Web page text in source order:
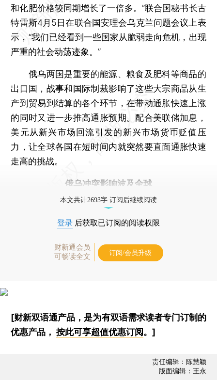
和化肥价格较同期增长了一倍多。”联合国秘书长古
特雷斯4月5日在联合国安理会乌克兰问题会议上表
示，“我们已经看到一些国家从脆弱走向危机，出现
严重的社会动荡迹象。”
俄乌两国是重要的能源、粮食及肥料等商品的
出口国，战事和国际制裁影响了这些大宗商品从生
产到贸易到结算的各个环节，在带动通胀快速上涨
的同时又进一步推高通胀预期。配合美联储加息，
美元从新兴市场回流引发的新兴市场货币贬值压
力，让全球各国在短时间内就突然要直面通胀快速
走高的挑战。
俄乌冲突影响波及全球
本文共计2693字 订阅后继续阅读
登录 后获取已订阅的阅读权限
财新通会员
可畅读全文
订阅/会员升级
[财新双语通产品，是为有双语需求读者专门订制的
优惠产品，按此可享超值优惠订阅 。]
责任编辑：陈慧颖
版面编辑：王永